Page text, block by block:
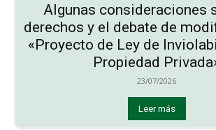
Algunas consideraciones
derechos y el debate de
«Proyecto de Ley de
Propiedad
23/07/2026
Leer más